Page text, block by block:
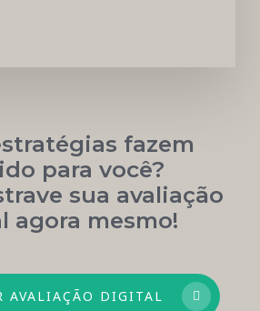
fazem
para você?
sua avaliação
agora mesmo!
AVALIAÇÃO DIGITAL